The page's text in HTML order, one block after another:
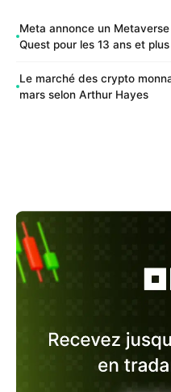
Meta annonce un
Quest pour les 13 ans et plus
Le marché des crypto
mars selon Arthur Hayes